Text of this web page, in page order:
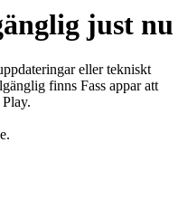
just nu
eller tekniskt
finns Fass appar att